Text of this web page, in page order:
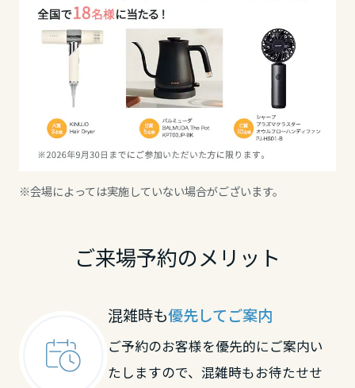
ミサワアイデンティティ
※会場によっては実施していない場合がございます。
ご来場予約のメリット
混雑時も優先してご案内
ご予約のお客様を優先的にご案内い
たしますので、混雑時もお待たせせ
神奈川県
甲信越・北陸
富山県
新潟県
山梨県